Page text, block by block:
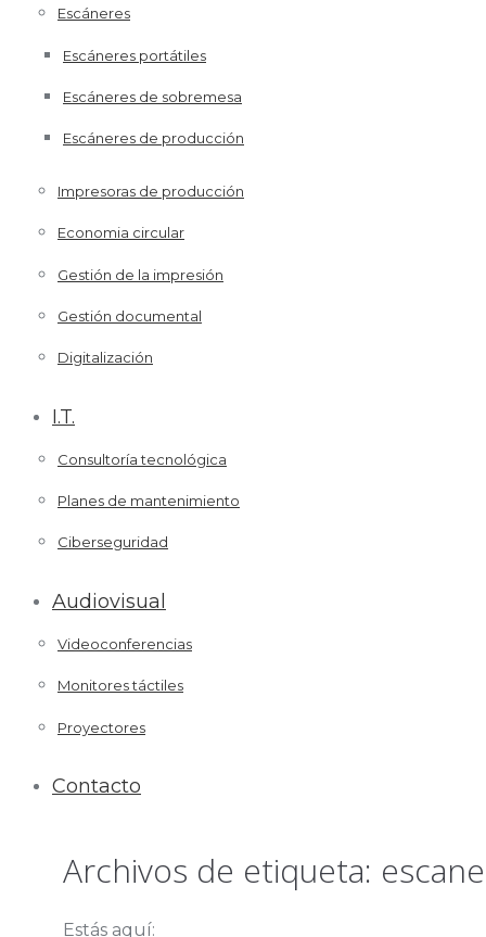
Escáneres
Escáneres portátiles
Escáneres de sobremesa
Escáneres de producción
Impresoras de producción
Economia circular
Gestión de la impresión
Gestión documental
Digitalización
I.T.
Consultoría tecnológica
Planes de mantenimiento
Ciberseguridad
Audiovisual
Videoconferencias
Monitores táctiles
Proyectores
Contacto
Archivos de etiqueta:
Estás aquí: